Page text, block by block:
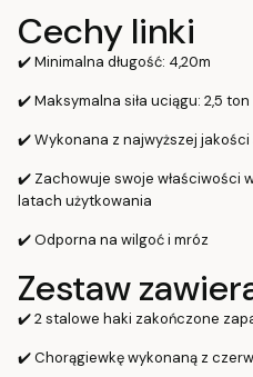
Cechy linki
✔️ Minimalna długość: 4,20m
✔️ Maksymalna siła uciągu: 2,5 ton
✔️ Wykonana z najwyższej
✔️ Zachowuje swoje właściwości
latach użytkowania
✔️ Odporna na wilgoć i mróz
Zestaw
✔️ 2 stalowe haki zakończone
✔️ Chorągiewkę wykonaną z